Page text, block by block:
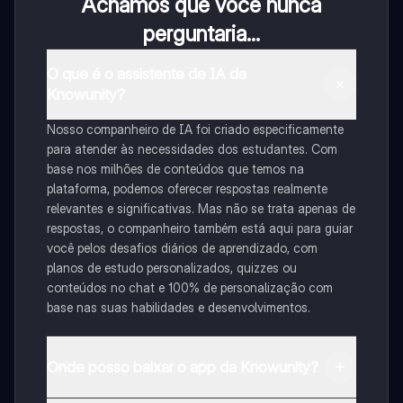
perguntaria...
Nosso companheiro de IA foi criado especificamente
para atender às necessidades dos estudantes. Com
base nos milhões de conteúdos que temos na
plataforma, podemos oferecer respostas realmente
relevantes e significativas. Mas não se trata apenas de
respostas, o companheiro também está aqui para guiar
você pelos desafios diários de aprendizado, com
planos de estudo personalizados, quizzes ou
conteúdos no chat e 100% de personalização com
base nas suas habilidades e desenvolvimentos.